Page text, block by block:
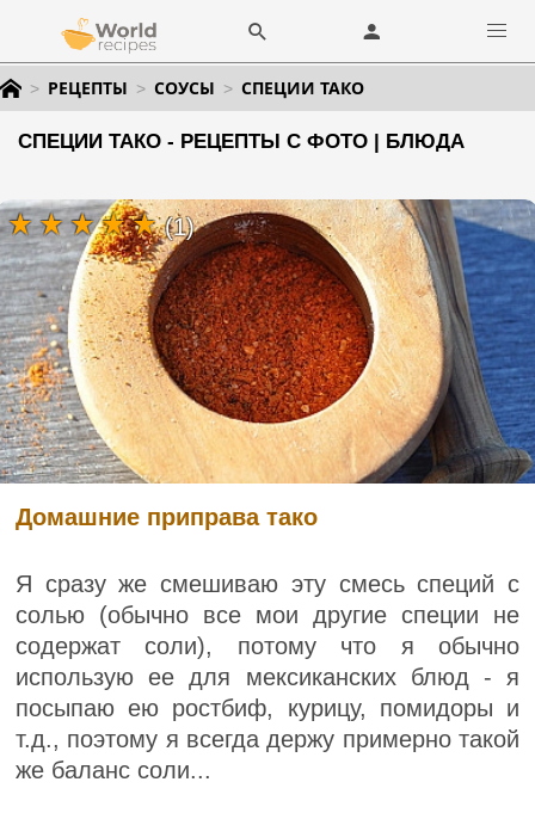
РЕЦЕПТЫ СОУСЫ СПЕЦИИ ТАКО
СПЕЦИИ ТАКО - РЕЦЕПТЫ С ФОТО | БЛЮДА
Домашние приправа тако
Я сразу же смешиваю эту смесь специй с
солью (обычно все мои другие специи не
содержат соли), потому что я обычно
использую ее для мексиканских блюд - я
посыпаю ею ростбиф, курицу, помидоры и
т.д., поэтому я всегда держу примерно такой
же баланс соли...
(1)